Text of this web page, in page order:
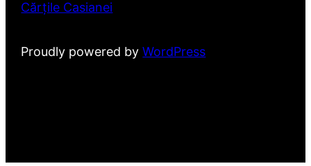
Cărțile Casianei
Proudly powered byWordPress